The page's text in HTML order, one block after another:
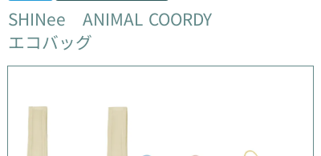
SHINee ANIMAL COORDY
エコバッグ